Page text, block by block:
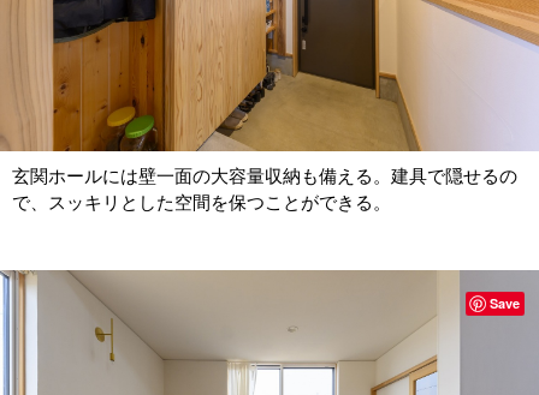
玄関ホールには壁一面の大容量収納も備える。建具で隠せるの
で、スッキリとした空間を保つことができる。
Save